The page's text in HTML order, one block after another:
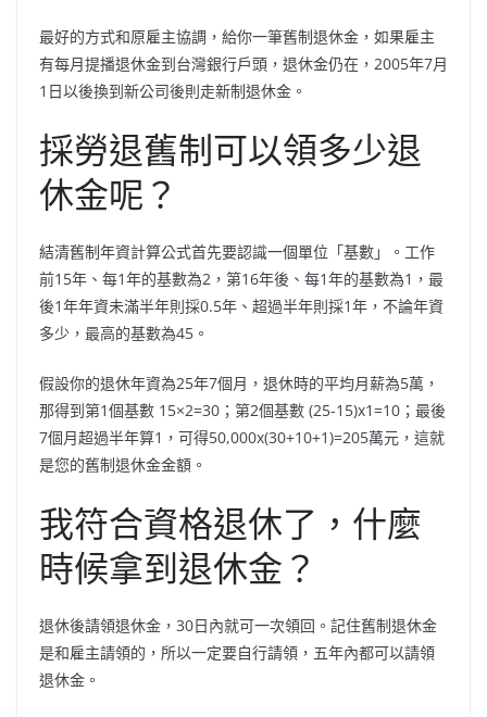
最好的方式和原雇主協調，給你一筆舊制退休金，如果雇主
有每月提播退休金到台灣銀行戶頭，退休金仍在，2005年7月
1日以後換到新公司後則走新制退休金。
採勞退舊制可以領多少退
休金呢？
結清舊制年資計算公式首先要認識一個單位「基數」。工作
前15年、每1年的基數為2，第16年後、每1年的基數為1，最
後1年年資未滿半年則採0.5年、超過半年則採1年，不論年資
多少，最高的基數為45。
假設你的退休年資為25年7個月，退休時的平均月薪為5萬，
那得到第1個基數 15×2=30；第2個基數 (25-15)x1=10；最後
7個月超過半年算1，可得50,000x(30+10+1)=205萬元，這就
是您的舊制退休金金額。
我符合資格退休了，什麼
時候拿到退休金？
退休後請領退休金，30日內就可一次領回。記住舊制退休金
是和雇主請領的，所以一定要自行請領，五年內都可以請領
退休金。